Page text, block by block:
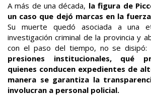
A más de una década, la figura de
un caso que dejó marcas en la
Su muerte quedó asociada a una
investigación criminal de la provincia y
con el paso del tiempo, no se disipó:
presiones institucionales, qué
quienes conducen expedientes de
manera se garantiza la
involucran a personal policial.